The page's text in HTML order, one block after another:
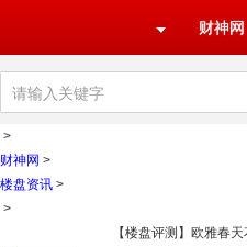
财神网
>
财神网 >
楼盘资讯 >
>
【楼盘评测】欧雅春